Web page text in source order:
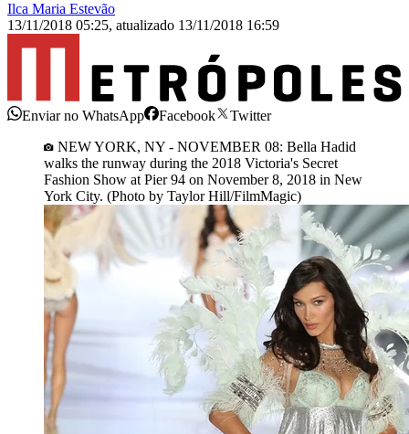
Ilca Maria Estevão
13/11/2018 05:25, atualizado 13/11/2018 16:59
Enviar no WhatsApp Facebook
Twitter
NEW YORK, NY - NOVEMBER 08: Bella Hadid
walks the runway during the 2018 Victoria's Secret
Fashion Show at Pier 94 on November 8, 2018 in New
York City. (Photo by Taylor Hill/FilmMagic)